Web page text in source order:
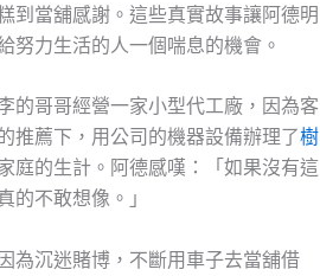
到當舖感謝。這些真實故事讓阿德明
努力生活的人一個喘息的機會。
的哥哥經營一家小型代工廠，因為客
推薦下，用公司的機器設備辦理了樹
庭的生計。阿德感嘆：「如果沒有這
不敢想像。」
為沉迷賭博，不斷用車子去當舖借